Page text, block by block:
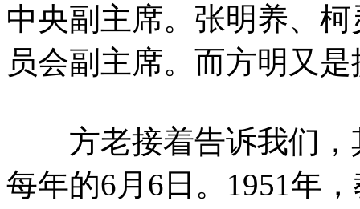
中央副主席。张明养、
员会副主席。而方明又
方老接着告诉我们，
每年的6月6日。1951年